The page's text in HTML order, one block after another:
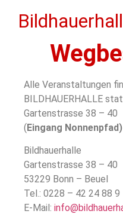
Alle Veranstaltungen
BILDHAUERHALLE
Gartenstrasse 38 – 40
(Eingang Nonnenpfad)
Bildhauerhalle
Gartenstrasse 38 – 40
53229 Bonn – Beuel
Tel.: 0228 – 42 24 88 9
E-Mail: